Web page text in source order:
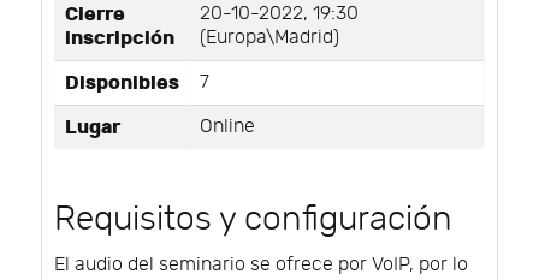
Cierre
inscripción
20-10-2022, 19:30
(Europa\Madrid)
Disponibles 7
Lugar Online
Requisitos y configuración
El audio del seminario se ofrece por VoIP, por lo